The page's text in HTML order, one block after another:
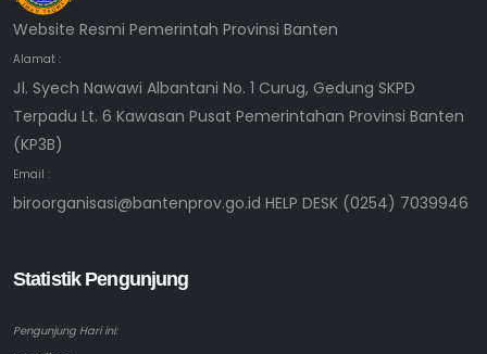
Website Resmi Pemerintah Provinsi Banten
Alamat :
Jl. Syech Nawawi Albantani No. 1 Curug, Gedung SKPD
Terpadu Lt. 6 Kawasan Pusat Pemerintahan Provinsi Banten
(KP3B)
Email :
biroorganisasi@bantenprov.go.id HELP DESK (0254) 7039946
Statistik Pengunjung
Pengunjung Hari ini: